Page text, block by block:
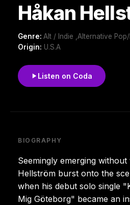
Håkan
Genre: Alt / Indie ,Alternative
Origin: U.S.A
Listen on Coda
BIOGRAPHY
Seemingly emerging
Hellström burst onto the
when his debut solo single
Mig Göteborg" became an